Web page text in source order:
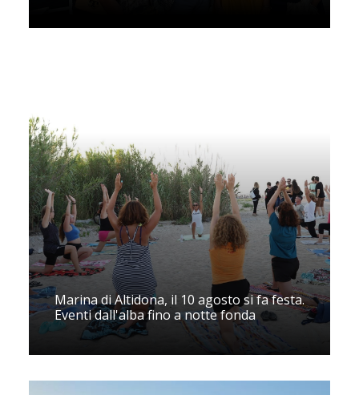
Marina di Altidona, il 10 agosto si fa festa.
Eventi dall'alba fino a notte fonda